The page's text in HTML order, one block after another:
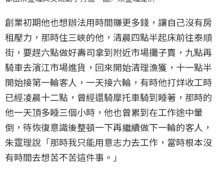
創業初期他也想辦法用時間賺更多錢，讓自己沒有房
租壓力，那時住三峽的他，清晨四點半起床前往泰順
街，要趕六點做好壽司拿到附近市場攤子賣，九點再
騎車去濱江市場進貨，回來開始清理漁獲，十一點半
開始接第一輪客人，一天接六輪，有時他打烊收工時
已經凌晨十二點，曾經還騎摩托車騎到睡著，那時的
他一天頂多睡三個小時，他也曾累到在工作途中暈
倒，待恢復意識後整頓一下再繼續做下一輪的客人，
朱𩃀理說「那時我只能用意志力去工作，當時根本沒
有時間去想苦不苦這件事。」